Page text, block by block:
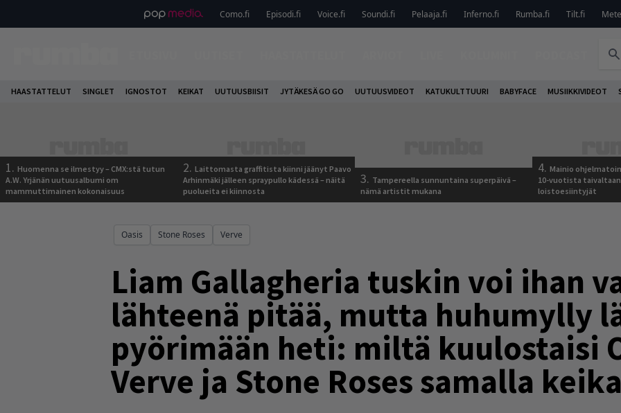
Como.fi Episodi.fi Voice.fi Soundi.fi Pelaaja.fi Inferno.fi Rumba.fi Tilt.fi
HAASTATTELUT SINGLET IGNOSTOT KEIKAT UUTUUSBIISIT JYTÄKESÄ GO GO UUTUUSVIDEOT KATUKULTTUURI BABYFACE MUSIIKKIVIDEOT
1. Huomenna se ilmestyy – CMX:stä tutun
A.W. Yrjänän uutuusalbumi om
mammuttimainen kokonaisuus
2. Laittomasta graffitista kiinni jäänyt Paavo
Arhinmäki jälleen spraypullo kädessä – näitä
puolueita ei kiinnosta
3. Tampereella sunnuntaina superpäivä –
nämä artistit mukana
4. Mainio
10-vuotista
loistoesiintyjät
Oasis Stone Roses Verve
Liam Gallagheria tuskin voi ihan
lähteenä pitää, mutta huhumylly
pyörimään heti: miltä kuulostaisi
Verve ja Stone Roses samalla